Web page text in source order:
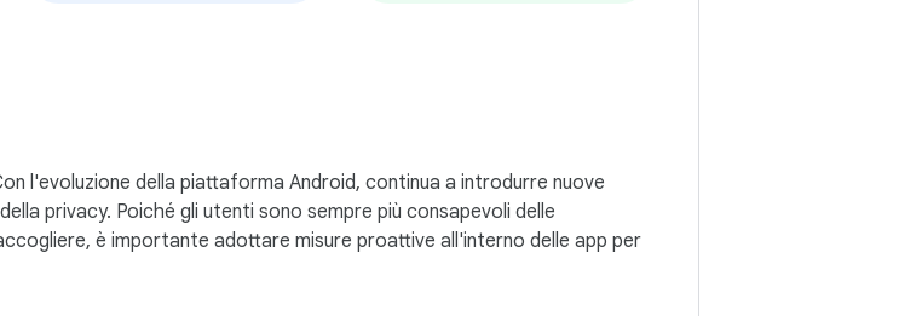
l'evoluzione della piattaforma Android, continua a introdurre nuove
privacy. Poiché gli utenti sono sempre più consapevoli delle
è importante adottare misure proattive all'interno delle app per